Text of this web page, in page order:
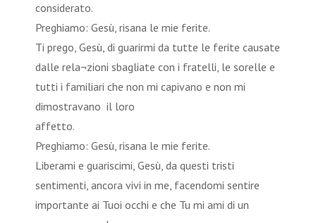
Preghiamo: Gesù, risana le mie ferite.
Ti prego, Gesù, di guarirmi da tutte le ferite causate
dalle rela¬zioni sbagliate con i fratelli, le sorelle e
tutti i familiari che non mi capivano e non mi
dimostravano il loro
Preghiamo: Gesù, risana le mie ferite.
Liberami e guariscimi, Gesù, da questi tristi
sentimenti, ancora vivi in me, facendomi sentire
importante ai Tuoi occhi e che Tu mi ami di un